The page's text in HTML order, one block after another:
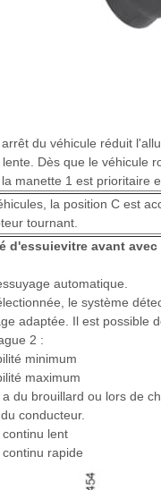
du véhicule réduit
Dès que le véhicule
manette 1 est prioritaire
la position C est
tournant.
d'essuievitre avant
automatique.
le système
adaptée. Il est possible
2 :
minimum
maximum
du brouillard ou lors de
conducteur.
lent
rapide